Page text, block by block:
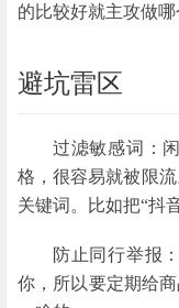
的比较好就主攻做哪
避坑雷区
过滤敏感词：
格，很容易就被限
关键词。比如把“抖
防止同行举报
你，所以要定期给